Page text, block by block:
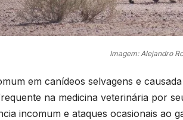
Imagem: Alejandro
em canídeos selvagens e
na medicina veterinária por
incomum e ataques ocasionais ao